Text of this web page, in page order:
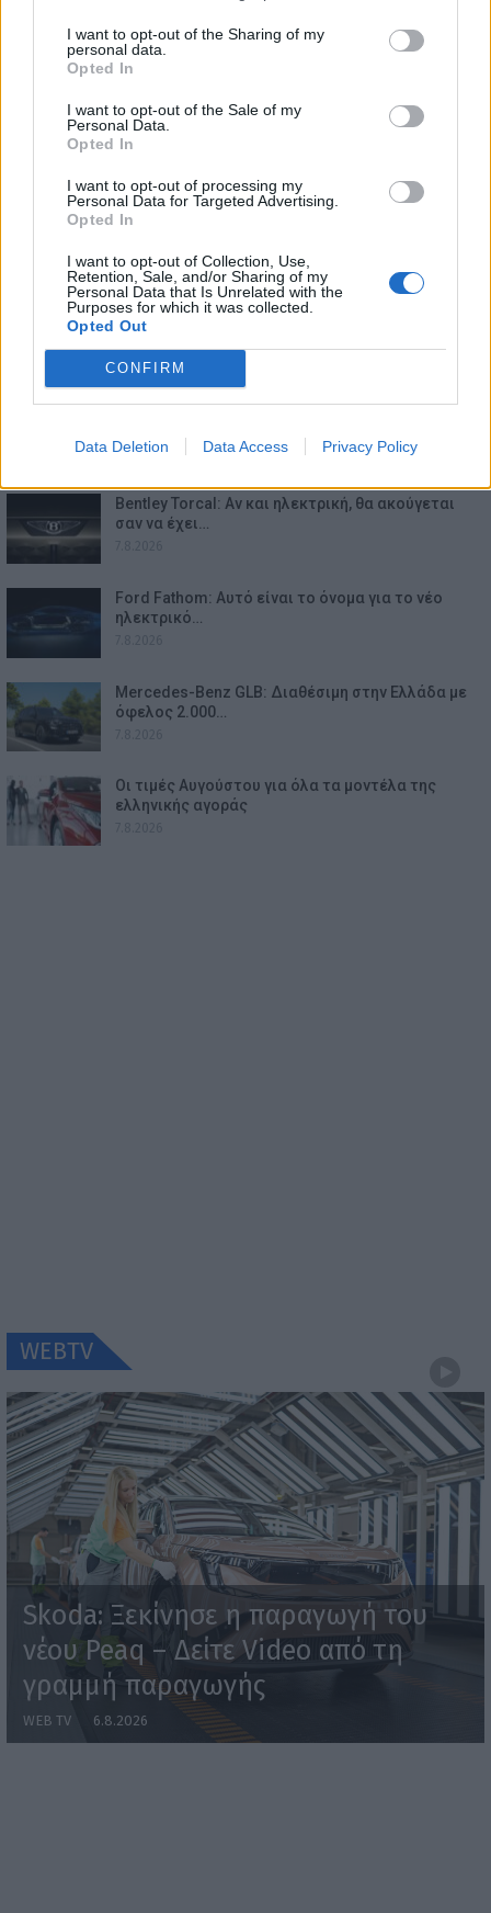
I want to opt-out of the Sharing of my
personal data.
Opted In
I want to opt-out of the Sale of my
Personal Data.
Opted In
I want to opt-out of processing my
Personal Data for Targeted Advertising.
Opted In
I want to opt-out of Collection, Use,
Retention, Sale, and/or Sharing of my
Personal Data that Is Unrelated with the
Purposes for which it was collected.
Opted Out
CONFIRM
Data Deletion Data Access Privacy Policy
ΕΠΙΚΑΙΡΟΤΗΤΑ
Ο Alain Favey αποκλειστικά στα Auto Express /
7.8.2026
Bentley Torcal: Αν και ηλεκτρική, θα ακούγεται
σαν να έχει…
Ford Fathom: Αυτό είναι το όνομα για το νέο
ηλεκτρικό…
Mercedes-Benz GLB: Διαθέσιμη στην Ελλάδα με
όφελος 2.000…
Οι τιμές Αυγούστου για όλα τα μοντέλα της
ελληνικής αγοράς
WEBTV
Skoda: Ξεκίνησε η παραγωγή του
νέου Peaq – Δείτε Video από τη
γραμμή παραγωγής
WEB TV 6.8.2026